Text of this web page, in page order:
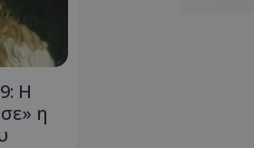
Η
η
την ιδιωτικότητα σύμφωνα με τον
κανονισμό απορρήτου των
Ηνωμένων Πολιτειών.
Αυτό το cookie ορίζεται από το
πληροφορίες σχετικά με τον τρόπο
με τον οποίο ο τελικός χρήστης
χρησιμοποιεί τον ιστότοπο και